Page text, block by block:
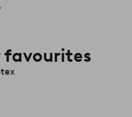
favourites